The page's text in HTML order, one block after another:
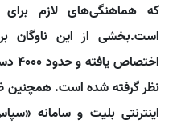
که هماهنگی‌های لازم برای
است.بخشی از این ناوگان
نظر گرفته شده است. همچنین
اینترنتی بلیت و سامانه